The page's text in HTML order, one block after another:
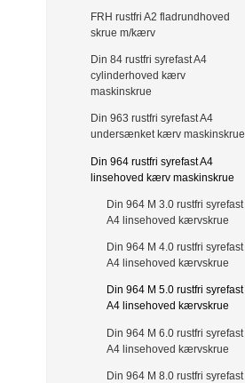
FRH rustfri A2 fladrundhoved
skrue m/kærv
Din 84 rustfri syrefast A4
cylinderhoved kærv
maskinskrue
Din 963 rustfri syrefast A4
undersænket kærv maskinskrue
Din 964 rustfri syrefast A4
linsehoved kærv maskinskrue
Din 964 M 3.0 rustfri syrefast
A4 linsehoved kærvskrue
Din 964 M 4.0 rustfri syrefast
A4 linsehoved kærvskrue
Din 964 M 5.0 rustfri syrefast
A4 linsehoved kærvskrue
Din 964 M 6.0 rustfri syrefast
A4 linsehoved kærvskrue
Din 964 M 8.0 rustfri syrefast